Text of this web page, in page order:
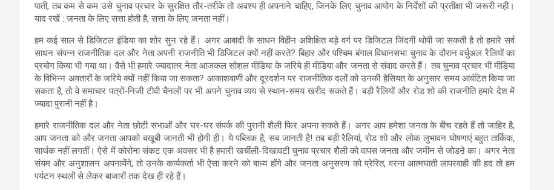
पाती, तब कम से कम उसे चुनाव प्रचार के सुरक्षित तौर-तरीके तो अवश्य ही अपनाने चाहिए, जिनके लिए चुनाव आयोग के निर्देशों की प्रतीक्षा भी जरूरी नहीं।
याद रखें : जनता के लिए सत्ता होती है, सत्ता के लिए जनता नहीं।
हम कई साल से डिजिटल इंडिया का शोर सुन रहे हैं। अगर आबादी के साधन विहीन अशिक्षित बड़े वर्ग पर डिजिटल जिंदगी थोपी जा सकती है तो हमारे सर्व
साधन संपन्न राजनीतिक दल और नेता अपनी राजनीति भी डिजिटल क्यों नहीं करते? बिहार और पश्चिम बंगाल विधानसभा चुनाव के दौरान वर्चुअल रैलियों का
प्रयोग किया भी गया था। वैसे भी हमारे ज्यादातर नेता आजकल सोशल मीडिया के जरिये ही मीडिया और जनता से संवाद करते हैं। तब चुनाव प्रचार भी मीडिया
के विभिन्न अवतारों के जरिये क्यों नहीं किया जा सकता? आकाशवाणी और दूरदर्शन पर राजनीतिक दलों को उनकी हैसियत के अनुसार समय आवंटित किया जा
सकता है, तो वे समाचार पत्रों-निजी टीवी चैनलों पर भी अपने चुनाव व्यय से स्थान-समय खरीद सकते हैं। बड़ी रैलियों और रोड शो की राजनीति हमारे देश में
ज्यादा पुरानी नहीं है।
हमारे राजनीतिक दल और नेता छोटी सभाओं और घर-घर संपर्क की पुरानी शैली फिर अपना सकते हैं। अगर आप हमेशा जनता के बीच रहते हैं तो जाहिर है,
आप जनता को और जनता आपको बखूबी जानती भी होगी ही। ये पब्लिक है, सब जानती है! तब बड़ी रैलियां, रोड शो और लोक लुभावन घोषणाएं बहुत तार्किक,
सार्थक नहीं लगतीं। ऐसे में कोरोना संकट एक अवसर भी है हमारी खर्चीली-दिखावटी चुनाव प्रचार शैली को वापस जनता और जमीन से जोडऩे का। अगर नेता
संयम और अनुशासन अपनायेंगे, तो उनके कार्यकर्ता भी ऐसा करने को बाध्य होंगे और जनता अनुसरण को प्रेरित, वरना आत्मघाती लापरवाही की हद तो हम
पर्यटन स्थलों से लेकर बाजारों तक देख ही रहे हैं।